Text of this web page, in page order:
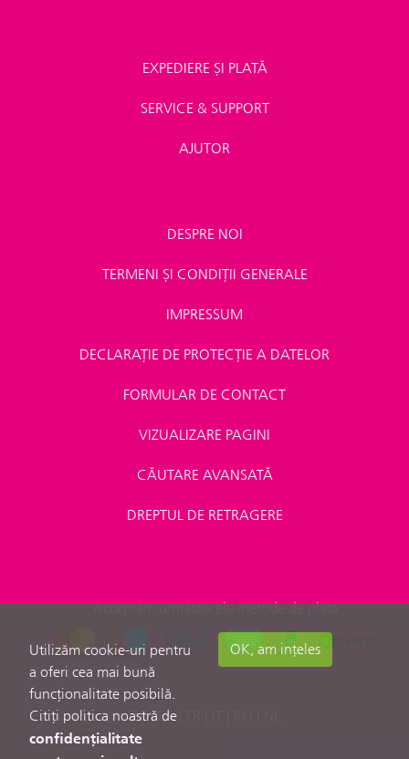
EXPEDIERE ȘI PLATĂ
SERVICE & SUPPORT
AJUTOR
DESPRE NOI
TERMENI ȘI CONDIȚII GENERALE
IMPRESSUM
DECLARAȚIE DE PROTECȚIE A DATELOR
FORMULAR DE CONTACT
VIZUALIZARE PAGINI
CĂUTARE AVANSATĂ
DREPTUL DE RETRAGERE
Acceptăm următoarele metode de plată
DE| EN|
Utilizăm cookie-uri pentru
a oferi cea mai bună
funcționalitate posibilă.
Citiți politica noastră de
confidențialitate
OK, am ințeles